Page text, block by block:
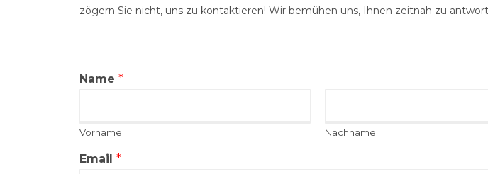
zögern Sie nicht, uns zu kontaktieren! Wir bemühen uns, Ihnen zeitnah zu
Name *
Vorname Nachname
Email *